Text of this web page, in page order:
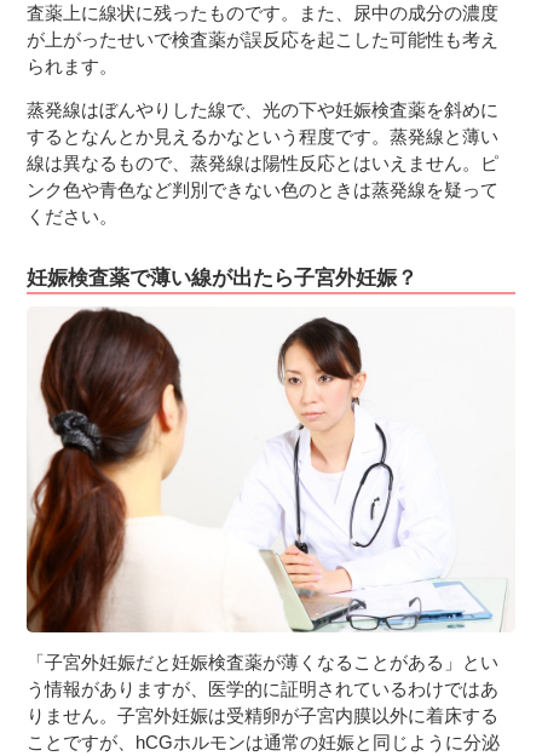
査薬上に線状に残ったものです。また、尿中の成分の濃度
が上がったせいで検査薬が誤反応を起こした可能性も考え
られます。
蒸発線はぼんやりした線で、光の下や妊娠検査薬を斜めに
するとなんとか見えるかなという程度です。蒸発線と薄い
線は異なるもので、蒸発線は陽性反応とはいえません。ピ
ンク色や青色など判別できない色のときは蒸発線を疑って
ください。
妊娠検査薬で薄い線が出たら子宮外妊娠？
「子宮外妊娠だと妊娠検査薬が薄くなることがある」とい
う情報がありますが、医学的に証明されているわけではあ
りません。子宮外妊娠は受精卵が子宮内膜以外に着床する
ことですが、hCGホルモンは通常の妊娠と同じように分泌